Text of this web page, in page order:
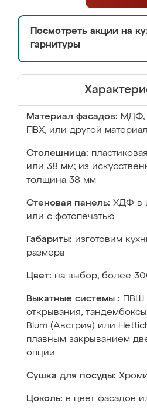
Посмотреть акции на
гарнитуры
Материал фасадов: МДФ,
ПВХ, или другой
Столешница:
или 38 мм; из
толщина 38 мм
Стеновая панель: ХДФ в
или с фотопечатью
Габариты: изготовим
размера
Цвет: на выбор, более
Выкатные системы :
ПВШ
открывания, тандембоксы
Blum (Австрия) или
плавным закрыванием
опции
Сушка для посуды:
Цоколь: в цвет фасадов